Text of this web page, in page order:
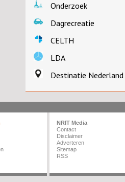
Onderzoek
Dagrecreatie
CELTH
LDA
Destinatie Nederland
NRIT Media
Contact
Disclaimer
Adverteren
Sitemap
RSS